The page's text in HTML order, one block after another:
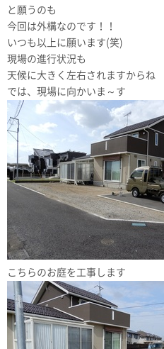
と願うのも
今回は外構なのです！！
いつも以上に願います(笑)
現場の進行状況も
天候に大きく左右されますからね
では、現場に向かいま～す
こちらのお庭を工事します